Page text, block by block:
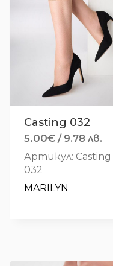
Casting 032
5.00€ / 9.78 лв.
Артикул: Casting
032
MARILYN